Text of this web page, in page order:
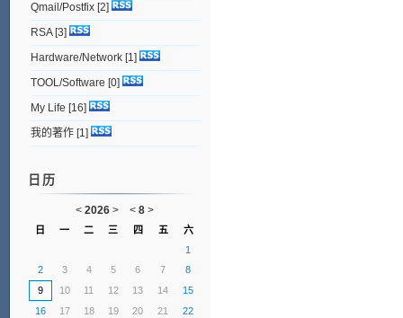
Qmail/Postfix[2]
RSA[3]
Hardware/Network[1]
TOOL/Software [0]
My Life [16]
我的著作[1]
日历
< 2026 > < 8 >
日 一 二 三 四 五
六
1
2
3 4 5 6 7
8
9
10 11 12 13 14
15
16
17 18 19 20 21
22